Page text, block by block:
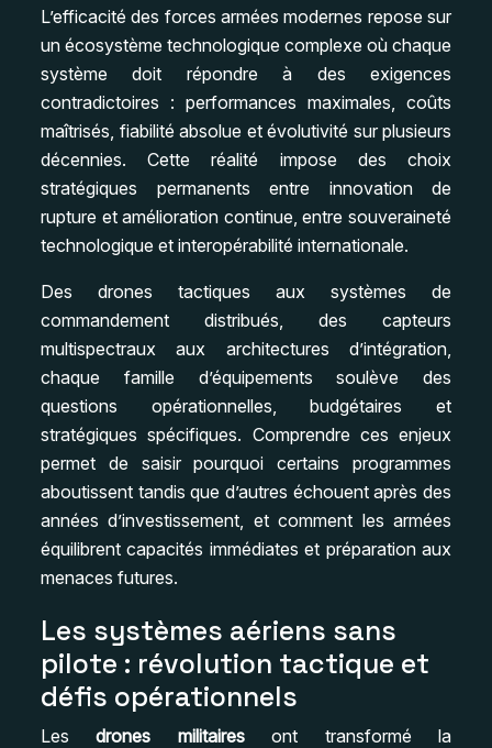
L’efficacité des forces armées modernes repose sur
un écosystème technologique complexe où chaque
système doit répondre à des exigences
contradictoires : performances maximales, coûts
maîtrisés, fiabilité absolue et évolutivité sur plusieurs
décennies. Cette réalité impose des choix
stratégiques permanents entre innovation de
rupture et amélioration continue, entre souveraineté
technologique et interopérabilité internationale.
Des drones tactiques aux systèmes de
commandement distribués, des capteurs
multispectraux aux architectures d’intégration,
chaque famille d’équipements soulève des
questions opérationnelles, budgétaires et
stratégiques spécifiques. Comprendre ces enjeux
permet de saisir pourquoi certains programmes
aboutissent tandis que d’autres échouent après des
années d’investissement, et comment les armées
équilibrent capacités immédiates et préparation aux
menaces futures.
Les systèmes aériens sans
pilote : révolution tactique et
défis opérationnels
Lesdrones militairesont transformé la